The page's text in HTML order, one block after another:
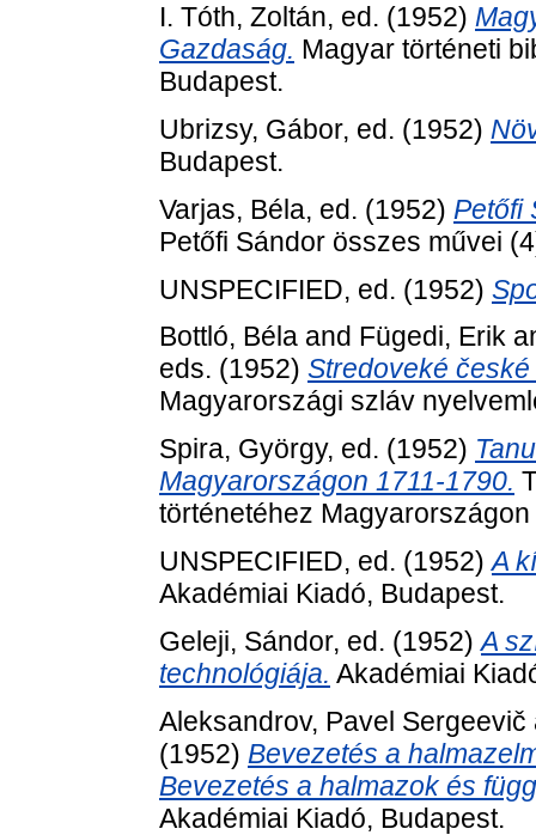
I. Tóth, Zoltán, ed. (1952)
Gazdaság. Magyar történeti
Budapest.
Ubrizsy, Gábor, ed. (1952)
Budapest.
Varjas, Béla, ed. (1952) Petőfi
Petőfi Sándor összes művei
UNSPECIFIED, ed. (1952)
Bottló, Béla and Fügedi, Erik
eds. (1952) Stredoveké
Magyarországi szláv
Spira, György, ed. (1952)
Magyarországon 1711-1790.
történetéhez
UNSPECIFIED, ed. (1952)A
Akadémiai Kiadó, Budapest.
Geleji, Sándor, ed. (1952)A
technológiája. Akadémiai
Aleksandrov, Pavel Sergeevič
(1952) Bevezetés a
Bevezetés a halmazok és
Akadémiai Kiadó, Budapest.